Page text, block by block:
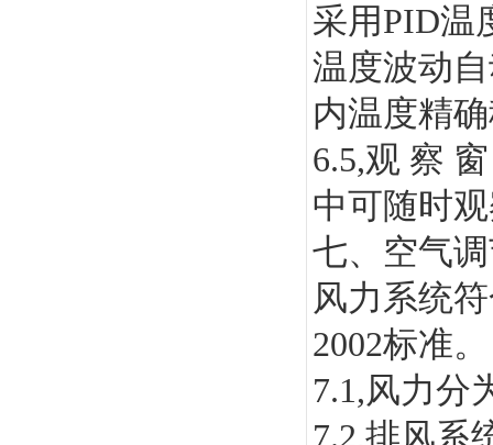
采用PID温
温度波动
内温度精
6.5,观 察
中可随时
七、空气
风力系统
2002标准。
7.1,风力分
7.2,排风系